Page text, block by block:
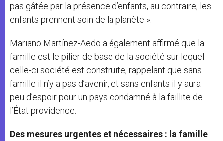
pas gâtée par la présence d’enfants, au contraire, les
enfants prennent soin de la planète ».
Mariano Martínez-Aedo a également affirmé que la
famille est le pilier de base de la société sur lequel
celle-ci société est construite, rappelant que sans
famille il n’y a pas d’avenir, et sans enfants il y aura
peu d’espoir pour un pays condamné à la faillite de
l’État providence.
Des mesures urgentes et nécessaires : la famille